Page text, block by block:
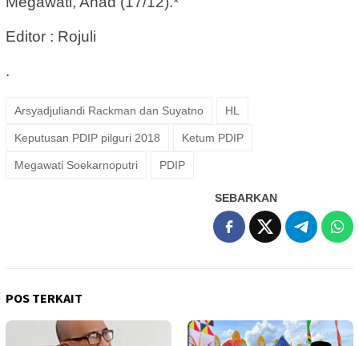
Editor : Rojuli
.
Arsyadjuliandi Rackman dan Suyatno HL
Keputusan PDIP pilguri 2018 Ketum PDIP
Megawati Soekarnoputri PDIP
SEBARKAN
POS TERKAIT